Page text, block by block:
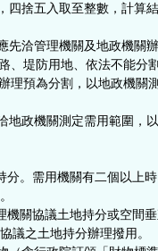
捨五入取至整數，計算
先洽管理機關及地政機關
、堤防用地、依法不能分
理預為分割，以地政機關
政機關測定需用範圍，
。需用機關有二個以上
關協議土地持分或空間
之土地持分辦理撥用。